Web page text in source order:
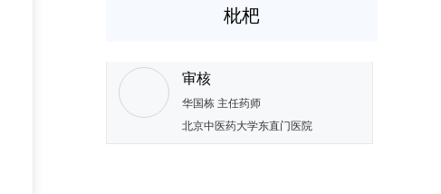
枇杷
审核
华国栋 主任药师
北京中医药大学东直门医院